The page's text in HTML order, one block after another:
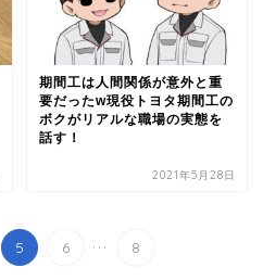
期間工は人間関係が意外と重
要だったw現役トヨタ期間工の
ボクがリアルな職場の実態を
話す！
2021年5月28日
5 6 ... 8